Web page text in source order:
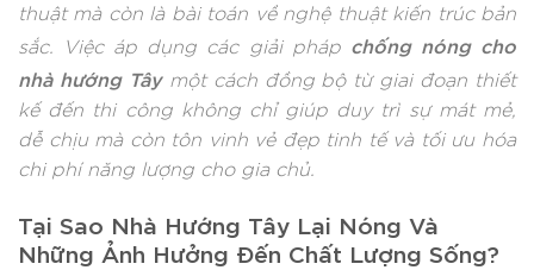
thuật mà còn là bài toán về nghệ thuật kiến trúc bản
sắc. Việc áp dụng các giải pháp chống nóng cho
nhà hướng Tâymột cách đồng bộ từ giai đoạn thiết
kế đến thi công không chỉ giúp duy trì sự mát mẻ,
dễ chịu mà còn tôn vinh vẻ đẹp tinh tế và tối ưu hóa
chi phí năng lượng cho gia chủ.
Tại Sao Nhà Hướng Tây Lại Nóng Và
Những Ảnh Hưởng Đến Chất Lượng Sống?